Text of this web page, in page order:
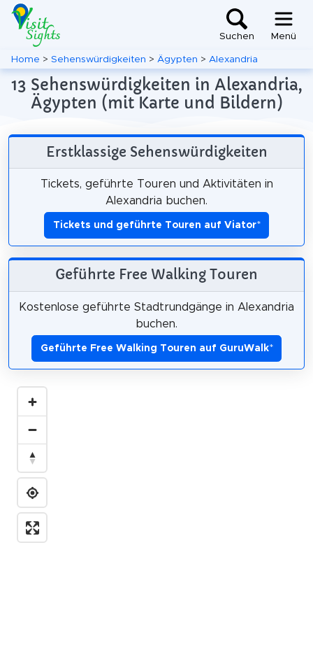
Suchen Menü
Home > Sehenswürdigkeiten > Ägypten > Alexandria
13 Sehenswürdigkeiten in Alexandria,
Ägypten (mit Karte und Bildern)
Erstklassige Sehenswürdigkeiten
Tickets, geführte Touren und Aktivitäten in
Alexandria buchen.
Tickets und geführte Touren auf Viator*
Geführte Free Walking Touren
Kostenlose geführte Stadtrundgänge in Alexandria
buchen.
Geführte Free Walking Touren auf GuruWalk*